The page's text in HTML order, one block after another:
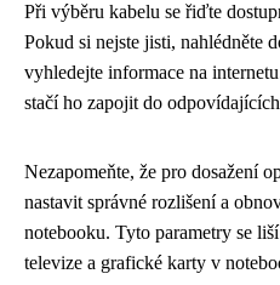
Při výběru kabelu se řiďte
Pokud si nejste jisti, nahlédněte
vyhledejte informace na
stačí ho zapojit do
Nezapomeňte, že pro dosažení
nastavit správné rozlišení a
notebooku. Tyto parametry se
televize a grafické karty v